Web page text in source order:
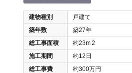
建物種別
戸建て
築年数
築27年
総工事面積
約23m2
施工期間
約12日
総工事費
約300万円